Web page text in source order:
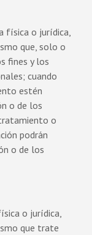
física o jurídica,
que, solo o
fines y los
cuando
estén
o de los
o
podrán
o de los
o jurídica,
que trate